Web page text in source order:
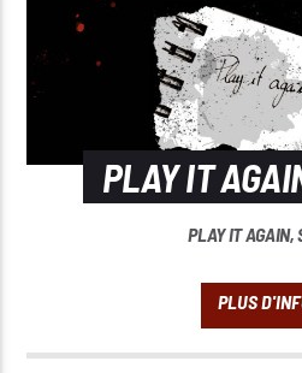
PLAY IT
PLAY IT AGAIN,